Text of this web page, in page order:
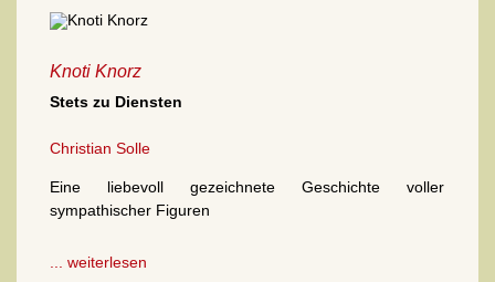
Knoti Knorz
Stets zu Diensten
Christian Solle
Eine liebevoll gezeichnete Geschichte voller
sympathischer Figuren
... weiterlesen